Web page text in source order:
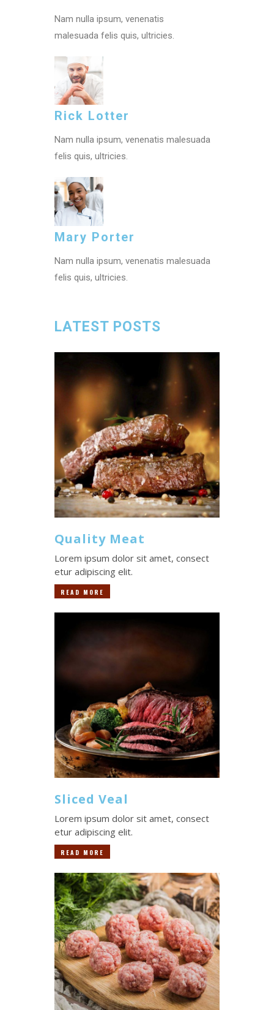
Nam nulla ipsum, venenatis
malesuada felis quis, ultricies.
Rick Lotter
Nam nulla ipsum, venenatis malesuada
felis quis, ultricies.
Mary Porter
Nam nulla ipsum, venenatis malesuada
felis quis, ultricies.
LATEST POSTS
Quality Meat
Lorem ipsum dolor sit amet, consect
etur adipiscing elit.
READ MORE
Sliced Veal
Lorem ipsum dolor sit amet, consect
etur adipiscing elit.
READ MORE